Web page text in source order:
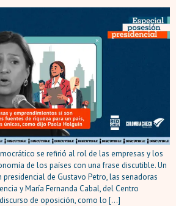
se refirió al rol de las empresas y los
de los países con una frase discutible. Un
de Gustavo Petro, las senadoras
y María Fernanda Cabal, del Centro
de oposición, como lo […]